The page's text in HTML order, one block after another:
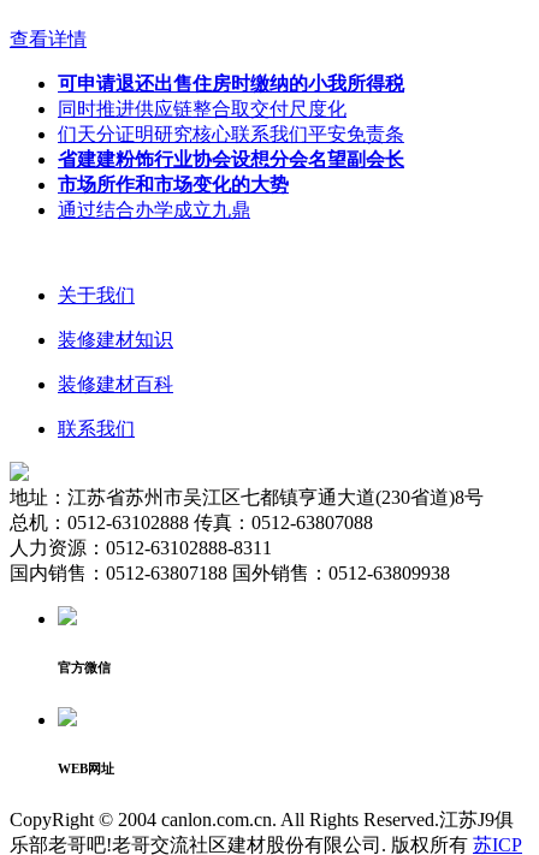
查看详情
可申请退还出售住房时缴纳的小我所得税
同时推进供应链整合取交付尺度化
们天分证明研究核心联系我们平安免责条
省建建粉饰行业协会设想分会名望副会长
市场所作和市场变化的大势
通过结合办学成立九鼎
关于我们
装修建材知识
装修建材百科
联系我们
地址：江苏省苏州市吴江区七都镇亨通大道(230省道)8号
总机：0512-63102888 传真：0512-63807088
人力资源：0512-63102888-8311
国内销售：0512-63807188 国外销售：0512-63809938
官方微信
WEB网址
CopyRight © 2004 canlon.com.cn. All Rights Reserved.江苏J9俱
乐部老哥吧!老哥交流社区建材股份有限公司. 版权所有 苏ICP